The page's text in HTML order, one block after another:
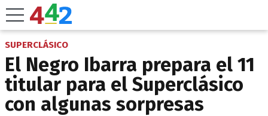
SUPERCLÁSICO
El Negro Ibarra prepara el 11
titular para el Superclásico
con algunas sorpresas